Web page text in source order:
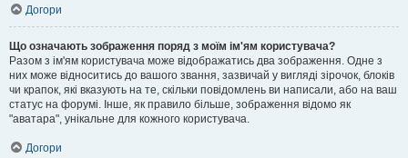
Догори
Що означають зображення поряд з моїм ім'ям користувача?
Разом з ім'ям користувача може відображатись два зображення. Одне з
них може відноситись до вашого звання, зазвичай у вигляді зірочок, блоків
чи крапок, які вказують на те, скільки повідомлень ви написали, або на ваш
статус на форумі. Інше, як правило більше, зображення відомо як
"аватара", унікальне для кожного користувача.
Догори